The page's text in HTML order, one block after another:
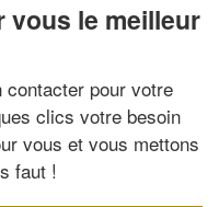
vous le meilleur
pour votre
clics votre besoin
vous et vous mettons
faut !